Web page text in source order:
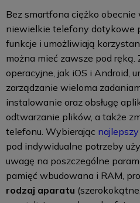
Bez smartfona ciężko
niewielkie telefony dotykowe
funkcje i umożliwiają
można mieć zawsze pod
operacyjne, jak iOS i Android,
zarządzanie wieloma
instalowanie oraz obsługę
odtwarzanie plików, a także
telefonu. Wybierając
pod indywidualne potrzeby
uwagę na poszczególne
pamięć wbudowana i RAM,
rodzaj aparatu